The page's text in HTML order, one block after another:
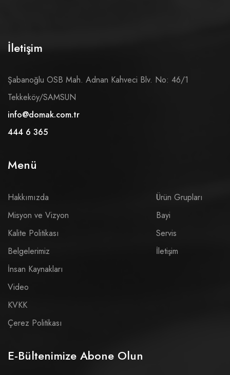
İletişim
Şabanoğlu OSB Mah. Adnan Kahveci Blv. No: 46/1
Tekkeköy/SAMSUN
info@domak.com.tr
444 6 365
Menü
Hakkımızda
Misyon ve Vizyon
Kalite Politikası
Belgelerimiz
İnsan Kaynakları
Video
KVKK
Çerez Politikası
Ürün Grupları
Bayi
Servis
İletişim
E-Bültenimize Abone Olun